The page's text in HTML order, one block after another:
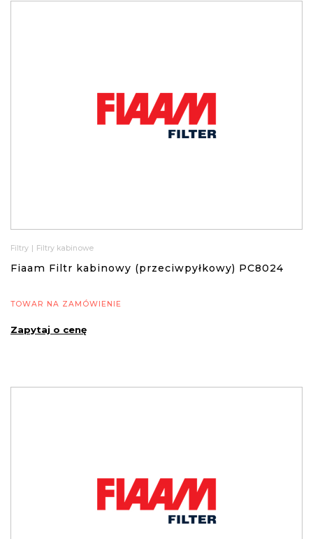
Filtry Filtry kabinowe
Fiaam Filtr kabinowy (przeciwpyłkowy) PC8024
TOWAR NA ZAMÓWIENIE
Zapytaj o cenę